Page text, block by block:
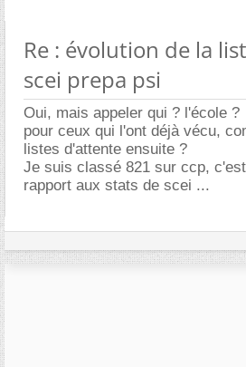
Re : évolution de la
scei prepa psi
Oui, mais appeler qui ? l'école ?
pour ceux qui l'ont déjà vécu,
listes d'attente ensuite ?
Je suis classé 821 sur ccp,
rapport aux stats de scei ...